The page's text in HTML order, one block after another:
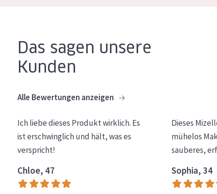
Reinigung
Essentials
Lift+
Expert
Empfindliche Haut
Das sagen unsere
Kunden
Alle Bewertungen anzeigen
Ich liebe dieses Produkt wirklich. Es
ist erschwinglich und hält, was es
verspricht!
Chloe, 47
Dieses
mühelos
sauberes,
Sophia, 34